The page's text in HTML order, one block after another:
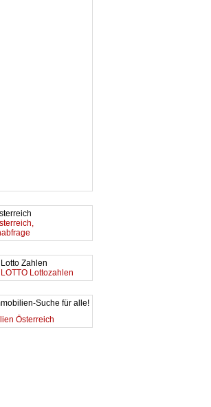
Zahlen
Lottozahlen
Suche für alle!
Österreich